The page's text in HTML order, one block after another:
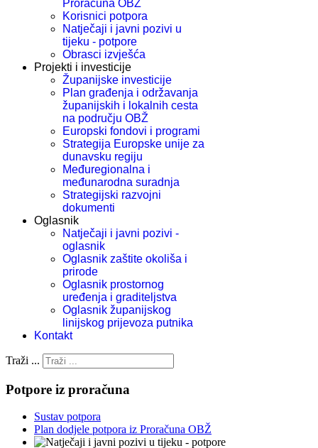
Proračuna OBŽ
Korisnici potpora
Natječaji i javni pozivi u
tijeku - potpore
Obrasci izvješća
Projekti i investicije
Županijske investicije
Plan građenja i održavanja
županijskih i lokalnih cesta
na području OBŽ
Europski fondovi i programi
Strategija Europske unije za
dunavsku regiju
Međuregionalna i
međunarodna suradnja
Strategijski razvojni
dokumenti
Oglasnik
Natječaji i javni pozivi -
oglasnik
Oglasnik zaštite okoliša i
prirode
Oglasnik prostornog
uređenja i graditeljstva
Oglasnik županijskog
linijskog prijevoza putnika
Kontakt
Traži ...
Potpore iz proračuna
Sustav potpora
Plan dodjele potpora iz Proračuna OBŽ